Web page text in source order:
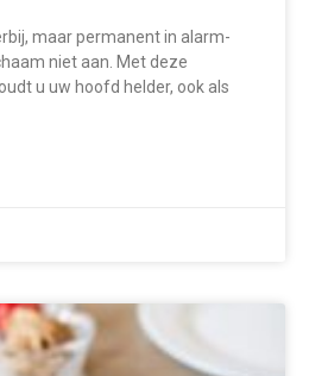
maar permanent in alarm-
niet aan. Met deze
u uw hoofd helder, ook als